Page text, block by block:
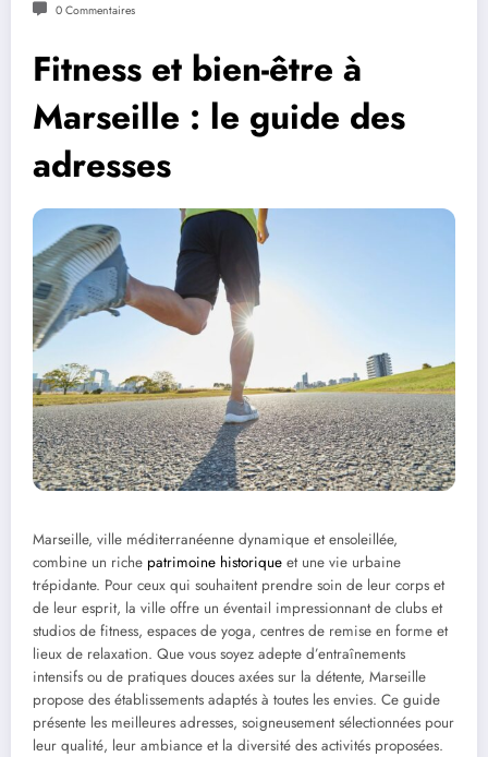
0 Commentaires
Fitness et bien-être à
Marseille : le guide des
adresses
Marseille, ville méditerranéenne dynamique et ensoleillée,
combine un riche patrimoine historique et une vie urbaine
trépidante. Pour ceux qui souhaitent prendre soin de leur corps et
de leur esprit, la ville offre un éventail impressionnant de clubs et
studios de fitness, espaces de yoga, centres de remise en forme et
lieux de relaxation. Que vous soyez adepte d’entraînements
intensifs ou de pratiques douces axées sur la détente, Marseille
propose des établissements adaptés à toutes les envies. Ce guide
présente les meilleures adresses, soigneusement sélectionnées pour
leur qualité, leur ambiance et la diversité des activités proposées.